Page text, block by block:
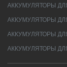
АККУМУЛЯТОРЫ
АККУМУЛЯТОРЫ
АККУМУЛЯТОРЫ
АККУМУЛЯТОРЫ ДЛЯ